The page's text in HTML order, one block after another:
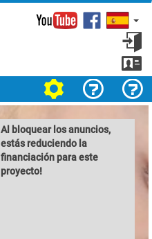
Facebook
Ajustes ¿Cómo funciona? Sobre el proyecto
Al bloquear los anuncios,
estás reduciendo la
financiación para este
proyecto!